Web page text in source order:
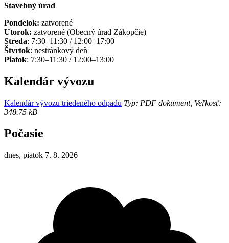
Stavebný úrad
Pondelok: zatvorené
Utorok: zatvorené (Obecný úrad Zákopčie)
Streda: 7:30–11:30 / 12:00–17:00
Štvrtok: nestránkový deň
Piatok: 7:30–11:30 / 12:00–13:00
Kalendár vývozu
Kalendár vývozu triedeného odpadu Typ: PDF dokument, Veľkosť:
348.75 kB
Počasie
dnes, piatok 7. 8. 2026